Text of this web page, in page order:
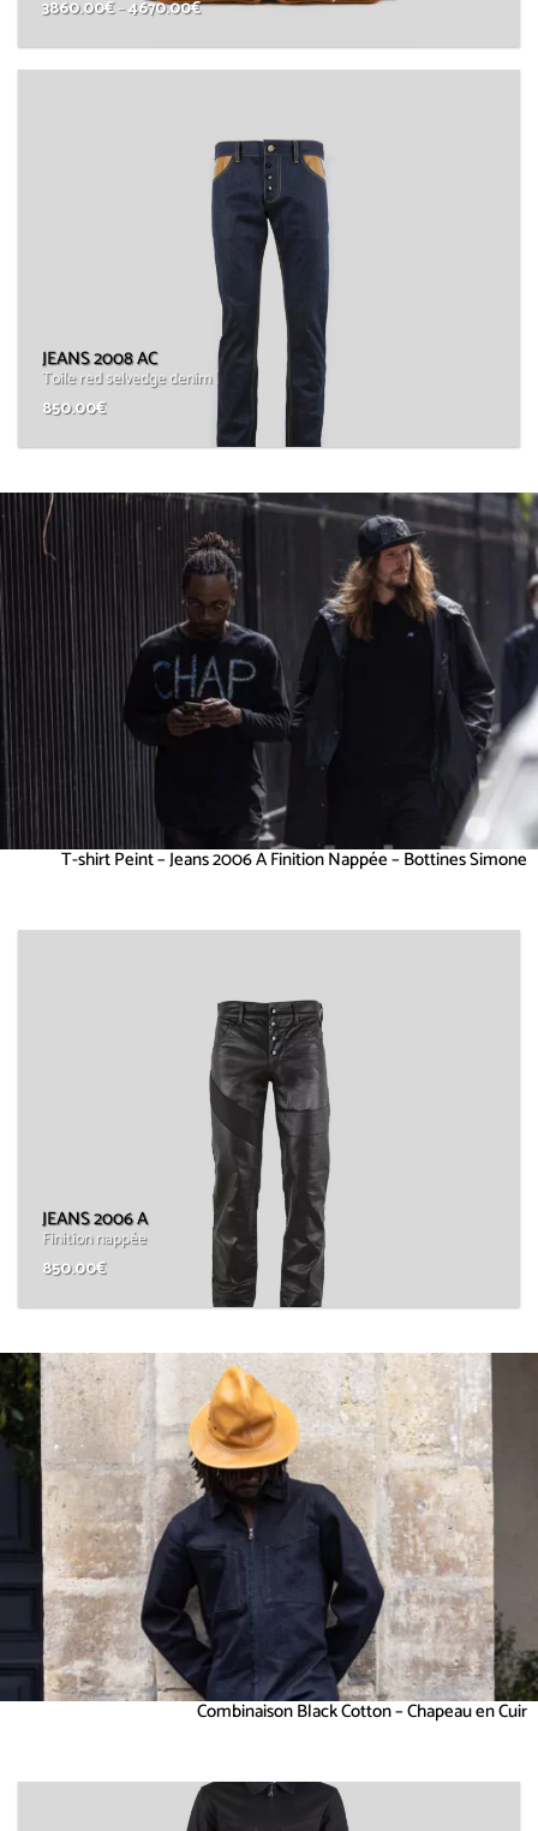
3860.00€–4670.00€
JEANS 2008 AC
Toile red selvedge denim
850.00€
T-shirt Peint – Jeans 2006 A Finition Nappée – Bottines Simone
JEANS 2006 A
Finition nappée
850.00€
Combinaison Black Cotton – Chapeau en Cuir